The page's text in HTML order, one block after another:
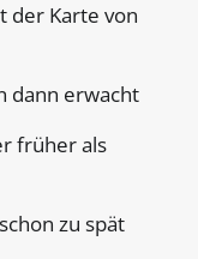
der Karte von
dann erwacht
früher als
zu spät